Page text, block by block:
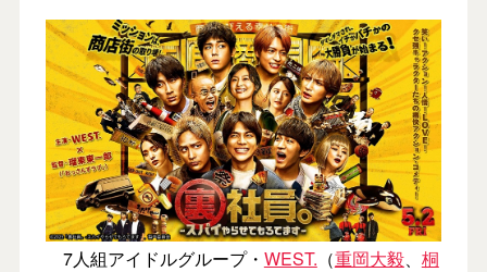
7人組アイドルグループ・ WEST. （重岡大毅、 桐